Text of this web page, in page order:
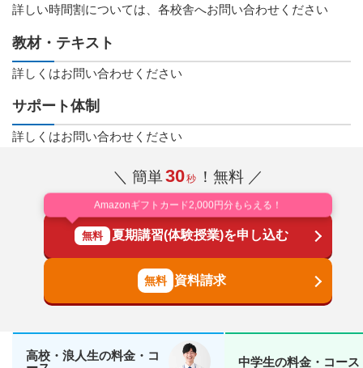
詳しい時間割については、各校舎へお問い合わせください
教材・テキスト
詳しくはお問い合わせください
サポート体制
詳しくはお問い合わせください
＼ 簡単30秒 ！無料 ／
Amazonギフトカード2,000円分もらえる！
無料 夏期講習(体験授業)を申し込む
資料請求
高校・浪人生の料金・コ
中学生の料金・コース